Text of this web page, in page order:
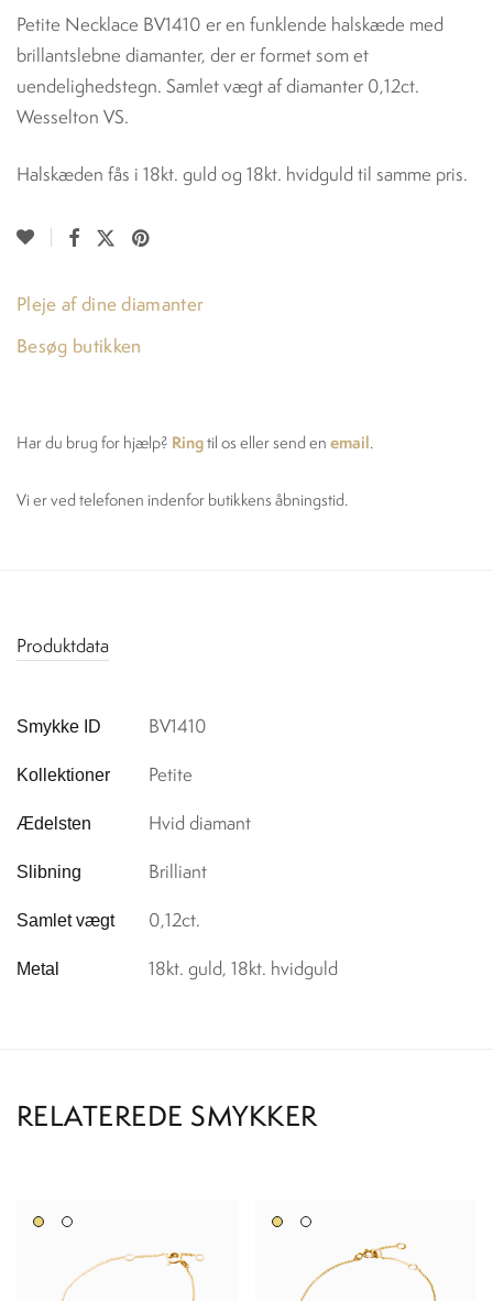
Petite Necklace BV1410 er en funklende halskæde med
brillantslebne diamanter, der er formet som et
uendelighedstegn. Samlet vægt af diamanter 0,12ct.
Wesselton VS.
Halskæden fås i 18kt. guld og 18kt. hvidguld til samme pris.
Pleje af dine diamanter
Besøg butikken
Har du brug for hjælp? Ringtil os eller send en email.
Vi er ved telefonen indenfor butikkens åbningstid.
Produktdata
Smykke ID BV1410
Kollektioner Petite
Ædelsten Hvid diamant
Slibning Brilliant
Samlet vægt 0,12ct.
Metal 18kt. guld, 18kt. hvidguld